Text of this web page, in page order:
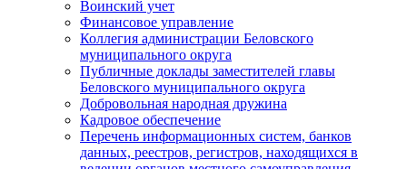
Воинский учет
Финансовое управление
Коллегия администрации Беловского
муниципального округа
Публичные доклады заместителей главы
Беловского муниципального округа
Добровольная народная дружина
Кадровое обеспечение
Перечень информационных систем, банков
данных, реестров, регистров, находящихся в